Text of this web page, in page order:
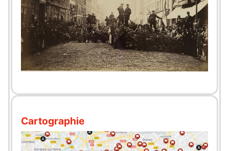
Cartographie